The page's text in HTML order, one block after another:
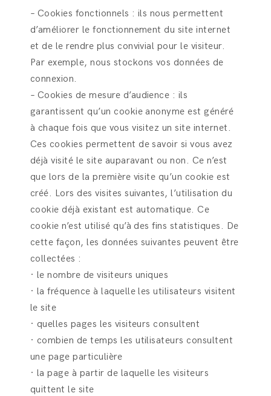
– Cookies fonctionnels : ils nous permettent
d’améliorer le fonctionnement du site internet
et de le rendre plus convivial pour le visiteur.
Par exemple, nous stockons vos données de
connexion.
– Cookies de mesure d’audience : ils
garantissent qu’un cookie anonyme est généré
à chaque fois que vous visitez un site internet.
Ces cookies permettent de savoir si vous avez
déjà visité le site auparavant ou non. Ce n’est
que lors de la première visite qu’un cookie est
créé. Lors des visites suivantes, l’utilisation du
cookie déjà existant est automatique. Ce
cookie n’est utilisé qu’à des fins statistiques. De
cette façon, les données suivantes peuvent être
collectées :
· le nombre de visiteurs uniques
· la fréquence à laquelle les utilisateurs visitent
le site
· quelles pages les visiteurs consultent
· combien de temps les utilisateurs consultent
une page particulière
· la page à partir de laquelle les visiteurs
quittent le site